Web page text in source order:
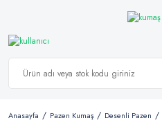
Anasayfa Pazen Kumaş Desenli Pazen